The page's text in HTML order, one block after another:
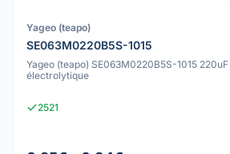
Yageo (teapo)
SE063M0220B5S-1015
Yageo (teapo) SE063M0220B5S-1015
électrolytique
2521